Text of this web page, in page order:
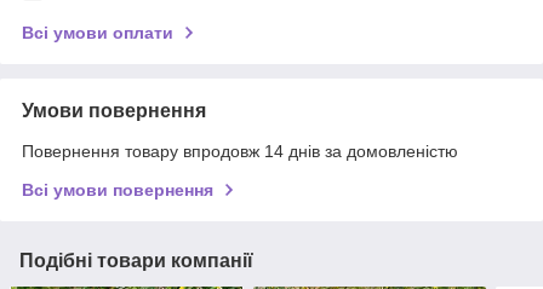
Всі умови оплати
Умови повернення
Повернення товару впродовж 14 днів за домовленістю
Всі умови повернення
Подібні товари компанії